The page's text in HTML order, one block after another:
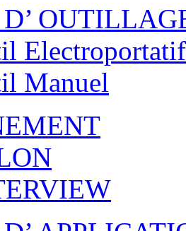
Electroportatif
Manuel